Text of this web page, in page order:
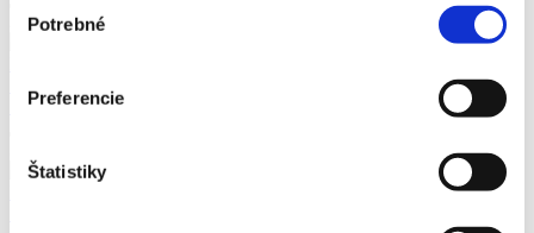
súhlasu
Potrebné
Preferencie
Štatistiky
SLOVENSKÉ OBRÁZKOVÉ DEJINY
František HRUŠOVSKÝ
19,99€